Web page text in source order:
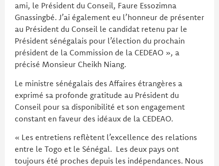
ami, le Président du Conseil, Faure Essozimna
Gnassingbé. J’ai également eu l’honneur de présenter
au Président du Conseil le candidat retenu par le
Président sénégalais pour l’élection du prochain
président de la Commission de la CEDEAO », a
précisé Monsieur Cheikh Niang.
Le ministre sénégalais des Affaires étrangères a
exprimé sa profonde gratitude au Président du
Conseil pour sa disponibilité et son engagement
constant en faveur des idéaux de la CEDEAO.
« Les entretiens reflètent l’excellence des relations
entre le Togo et le Sénégal. Les deux pays ont
toujours été proches depuis les indépendances. Nous